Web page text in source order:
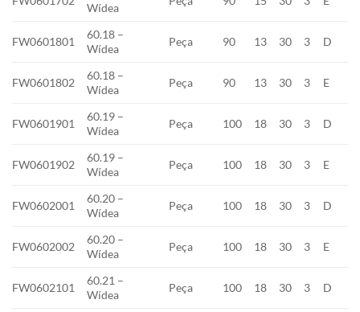
Wídea
FW0601801
60.18 –
Wídea
Peça 90 13 30 3 D
FW0601802
60.18 –
Wídea
Peça 90 13 30 3 E
FW0601901
60.19 –
Wídea
Peça 100 18 30 3 D
FW0601902
60.19 –
Wídea
Peça 100 18 30 3 E
FW0602001
60.20 –
Wídea
Peça 100 18 30 3 D
FW0602002
60.20 –
Wídea
Peça 100 18 30 3 E
FW0602101
60.21 –
Wídea
Peça 100 18 30 3 D